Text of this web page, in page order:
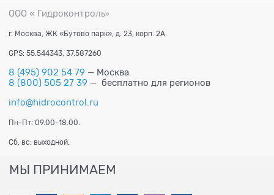
ООО « Гидроконтроль»
г. Москва, ЖК «Бутово парк», д. 23, корп. 2А.
GPS: 55.544343, 37.587260
8 (495) 902 54 79 — Москва
8 (800) 505 27 39 — бесплатно для регионов
info@hidrocontrol.ru
Пн-Пт: 09.00-18.00.
Сб, вс: выходной.
МЫ ПРИНИМАЕМ